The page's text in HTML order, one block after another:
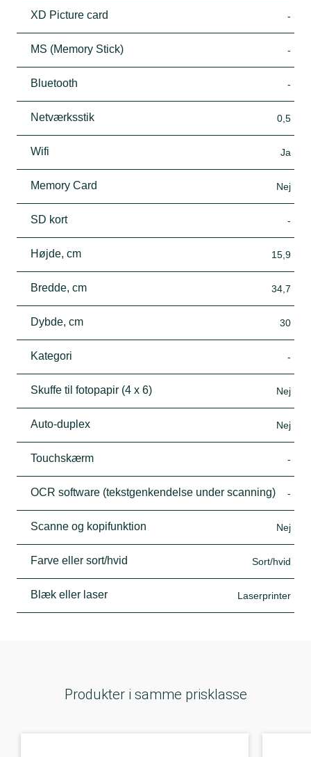
XD Picture card -
MS (Memory Stick) -
Bluetooth -
Netværksstik 0,5
Wifi Ja
Memory Card Nej
SD kort -
Højde, cm 15,9
Bredde, cm 34,7
Dybde, cm 30
Kategori -
Skuffe til fotopapir (4 x 6) Nej
Auto-duplex Nej
Touchskærm -
OCR software (tekstgenkendelse under scanning) -
Scanne og kopifunktion Nej
Farve eller sort/hvid Sort/hvid
Blæk eller laser Laserprinter
Produkter i samme prisklasse